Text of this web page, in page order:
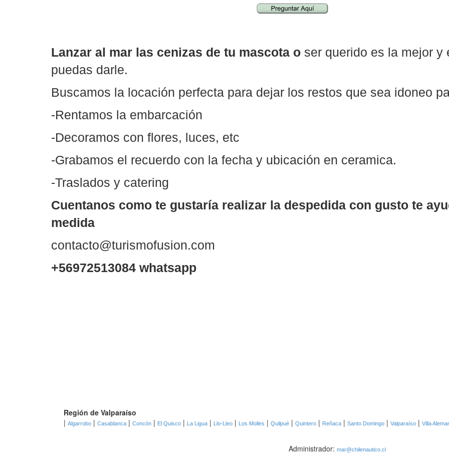
Lanzar al mar las cenizas de tu mascota o ser querido es la mejor y
puedas darle.
Buscamos la locación perfecta para dejar los restos que sea idoneo
-Rentamos la embarcación
-Decoramos con flores, luces, etc
-Grabamos el recuerdo con la fecha y ubicación en ceramica.
-Traslados y catering
Cuentanos como te gustaría realizar la despedida con gusto te
medida
contacto@turismofusion.com
+56972513084 whatsapp
Región de Valparaíso
| Algarrobo | Casablanca | Concón | El Quisco | La Ligua | Llo-Lleo | Los Molles | Quilpué | Quintero | Reñaca | Santo Domingo | Valparaíso | Villa
Administrador: mar@chilenautico.cl